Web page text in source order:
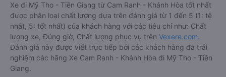
Xe đi Mỹ Tho - Tiền Giang từ Cam Ranh - Khánh Hòa tốt nhất
được phân loại chất lượng dựa trên đánh giá từ 1 đến 5 (1: tệ
nhất, 5: tốt nhất) của khách hàng với các tiêu chí như: Chất
lượng xe, Đúng giờ, Chất lượng phục vụ trên Vexere.com.
Đánh giá này được viết trực tiếp bởi các khách hàng đã trải
nghiệm các hãng Xe Cam Ranh - Khánh Hòa đi Mỹ Tho - Tiền
Giang.